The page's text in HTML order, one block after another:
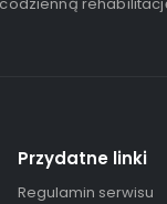
Przydatne linki
Regulamin serwisu